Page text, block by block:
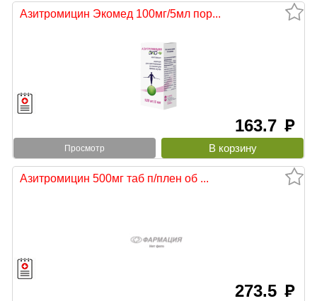
Азитромицин Экомед 100мг/5мл пор...
163.7 руб
Просмотр
Азитромицин 500мг таб п/плен об ...
273.5 руб